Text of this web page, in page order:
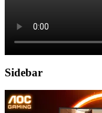
Sidebar